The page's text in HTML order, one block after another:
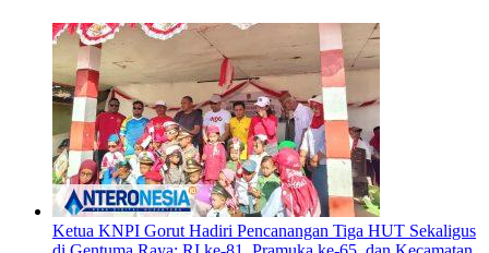
Ketua KNPI Gorut Hadiri Pencanangan Tiga HUT Sekaligus